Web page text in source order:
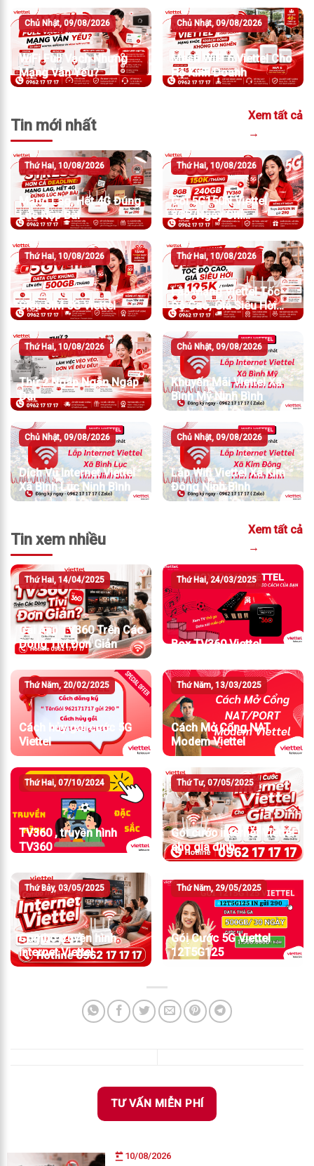
10/08/2026
Chủ Nhật, 09/08/2026
WiFi Full Vạch Nhưng
Mạng Vẫn Yếu?
Chủ Nhật, 09/08/2026
Mesh WiFi 6 Viettel Cho
Hộ Kinh Doanh
Tin mới nhất
Xem tất cả
→
Thứ Hai, 10/08/2026
Mạng Lag, Hết 4G Đúng
Lúc Nộp Bài
Thứ Hai, 10/08/2026
Gói 5G150N Viettel –
8GB/Ngày Chỉ
150K/Tháng
Thứ Hai, 10/08/2026
Siêu SIM 5G Viettel
Thứ Hai, 10/08/2026
Lắp Mạng Viettel Tốc
Độ Cao, Giá Siêu Hời
Chỉ Từ 195K/Tháng
Thứ Hai, 10/08/2026
Thứ 2 Ngáp Ngắn Ngáp
Dài
Chủ Nhật, 09/08/2026
Khuyến Mãi Viettel Xã
Bình Mỹ Ninh Bình
Chủ Nhật, 09/08/2026
Dịch Vụ Internet Viettel
Xã Bình Lục Ninh Bình
Chủ Nhật, 09/08/2026
Lắp Wifi Viettel Xã Kim
Đông Ninh Bình
Tin xem nhiều
Xem tất cả
→
Thứ Hai, 14/04/2025
Cài App TV360 Trên Các
Dòng Tivi Đơn Giản
Thứ Hai, 24/03/2025
Box TV360 Viettel
Thứ Năm, 20/02/2025
Cách hủy gói cước 5G
Viettel
Thứ Năm, 13/03/2025
Cách Mở Cổng NAT
Modem Viettel
Thứ Hai, 07/10/2024
TV360 , truyền hình
TV360
Thứ Tư, 07/05/2025
Gói cước internet Viettel
cho gia đình
Thứ Bảy, 03/05/2025
Combo truyền hình
internet Viettel
Thứ Năm, 29/05/2025
Gói Cước 5G Viettel
12T5G125
TƯ VẤN MIỄN PHÍ